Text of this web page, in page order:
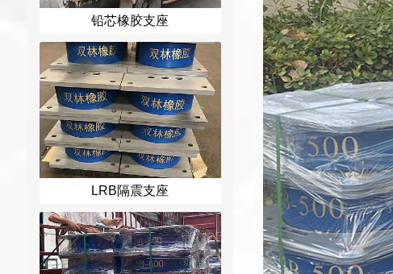
铅芯橡胶支座
LRB隔震支座